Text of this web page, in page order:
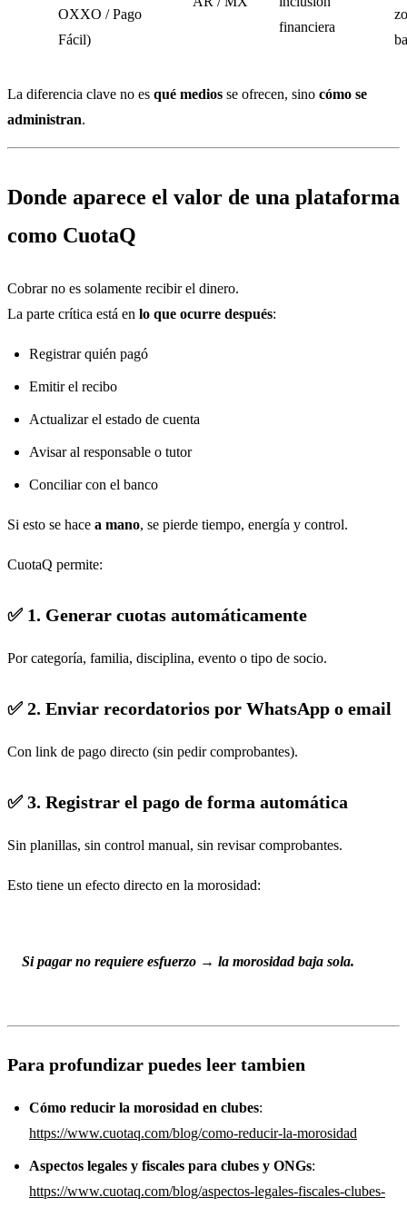
OXXO / Pago
Fácil)
financiera
La diferencia clave no es qué medios se ofrecen, sino cómo se
administran.
Donde aparece el valor de una plataforma
como CuotaQ
Cobrar no es solamente recibir el dinero.
La parte crítica está en lo que ocurre después:
Registrar quién pagó
Emitir el recibo
Actualizar el estado de cuenta
Avisar al responsable o tutor
Conciliar con el banco
Si esto se hace a mano, se pierde tiempo, energía y control.
CuotaQ permite:
✅ 1. Generar cuotas automáticamente
Por categoría, familia, disciplina, evento o tipo de socio.
✅ 2. Enviar recordatorios por WhatsApp o email
Con link de pago directo (sin pedir comprobantes).
✅ 3. Registrar el pago de forma automática
Sin planillas, sin control manual, sin revisar comprobantes.
Esto tiene un efecto directo en la morosidad:
Si pagar no requiere esfuerzo → la morosidad baja sola.
Para profundizar puedes leer tambien
Cómo reducir la morosidad en clubes:
https://www.cuotaq.com/blog/como-reducir-la-morosidad
Aspectos legales y fiscales para clubes y ONGs:
https://www.cuotaq.com/blog/aspectos-legales-fiscales-clubes-